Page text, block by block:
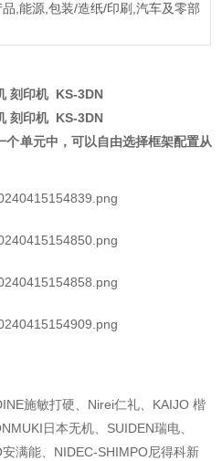
,能源,包装/造纸/印刷,汽车及零部
刻印机KS-3DN
刻印机KS-3DN
单元中，可以自由选择框架配置从
施敏打硬、Nirei仁礼、KAIJO 楷
日本无机、SUIDEN瑞电、
满能、NIDEC-SHIMPO尼得科新